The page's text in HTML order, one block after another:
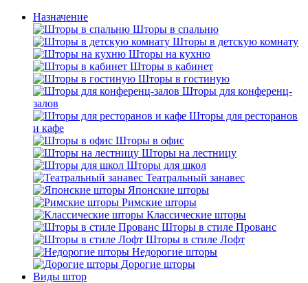
Назначение
Шторы в спальню
Шторы в детскую комнату
Шторы на кухню
Шторы в кабинет
Шторы в гостиную
Шторы для конференц-
залов
Шторы для ресторанов
и кафе
Шторы в офис
Шторы на лестницу
Шторы для школ
Театральный занавес
Японские шторы
Римские шторы
Классические шторы
Шторы в стиле Прованс
Шторы в стиле Лофт
Недорогие шторы
Дорогие шторы
Виды штор